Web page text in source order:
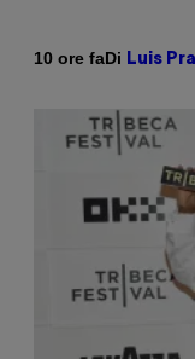
10 ore faDi Luis